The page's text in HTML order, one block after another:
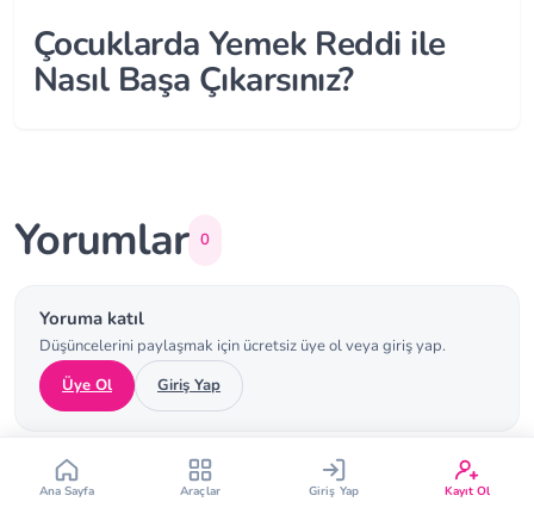
Çocuklarda Yemek Reddi ile
Nasıl Başa Çıkarsınız?
Yorumlar 0
Yoruma katıl
Düşüncelerini paylaşmak için ücretsiz üye ol veya giriş yap.
Üye Ol
Giriş Yap
Henüz yorum yok. İlk yorumu sen yap!
Bebek Burcu
Vücut Kitle Endeksi
Yumurtlama Hesaplama
Ana Sayfa Araçlar Giriş Yap Kayıt Ol